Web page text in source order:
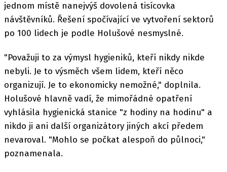
jednom místě nanejvýš dovolená tisícovka
návštěvníků. Řešení spočívající ve vytvoření sektorů
po 100 lidech je podle Holušové nesmyslné.
"Považuji to za výmysl hygieniků, kteří nikdy nikde
nebyli. Je to výsměch všem lidem, kteří něco
organizují. Je to ekonomicky nemožné," doplnila.
Holušové hlavně vadí, že mimořádné opatření
vyhlásila hygienická stanice "z hodiny na hodinu" a
nikdo ji ani další organizátory jiných akcí předem
nevaroval. "Mohlo se počkat alespoň do půlnoci,"
poznamenala.